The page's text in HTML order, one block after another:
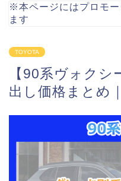
※本ページにはプロモー
ます
TOYOTA
【90系ヴォクシ
出し価格まとめ